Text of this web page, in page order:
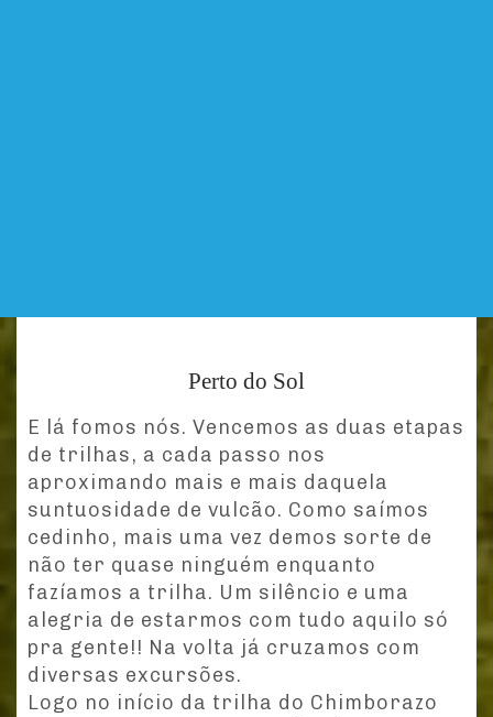
Perto do Sol
E lá fomos nós. Vencemos as duas etapas
de trilhas, a cada passo nos
aproximando mais e mais daquela
suntuosidade de vulcão. Como saímos
cedinho, mais uma vez demos sorte de
não ter quase ninguém enquanto
fazíamos a trilha. Um silêncio e uma
alegria de estarmos com tudo aquilo só
pra gente!! Na volta já cruzamos com
diversas excursões.
Logo no início da trilha do Chimborazo